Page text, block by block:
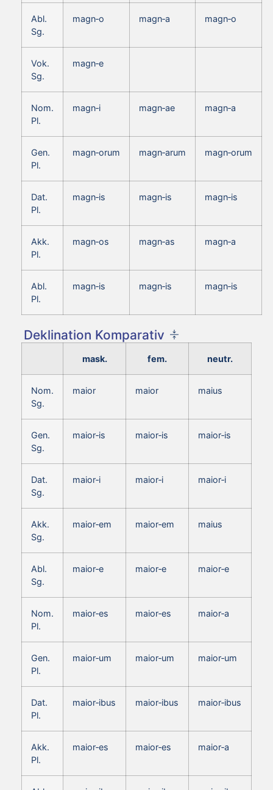
Abl.
Sg.
magn‑o magn‑a magn‑o
Vok.
Sg.
magn‑e
Nom.
Pl.
magn‑i magn‑ae magn‑a
Gen.
Pl.
magn‑orum magn‑arum magn‑orum
Dat.
Pl.
magn‑is magn‑is magn‑is
Akk.
Pl.
magn‑os magn‑as magn‑a
Abl.
Pl.
magn‑is magn‑is magn‑is
Deklination Komparativ
mask. fem. neutr.
Nom.
Sg.
maior maior maius
Gen.
Sg.
maior‑is maior‑is maior‑is
Dat.
Sg.
maior‑i maior‑i maior‑i
Akk.
Sg.
maior‑em maior‑em maius
Abl.
Sg.
maior‑e maior‑e maior‑e
Nom.
Pl.
maior‑es maior‑es maior‑a
Gen.
Pl.
maior‑um maior‑um maior‑um
Dat.
Pl.
maior‑ibus maior‑ibus maior‑ibus
Akk.
Pl.
maior‑es maior‑es maior‑a